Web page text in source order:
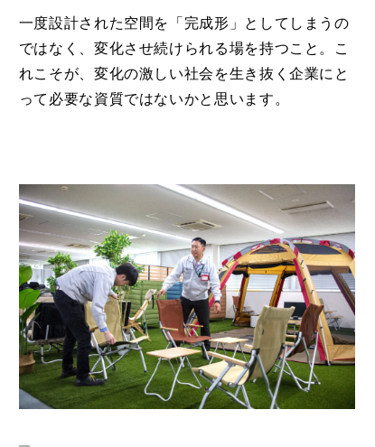
一度設計された空間を「完成形」としてしまうの
ではなく、変化させ続けられる場を持つこと。こ
れこそが、変化の激しい社会を生き抜く企業にと
って必要な資質ではないかと思います。